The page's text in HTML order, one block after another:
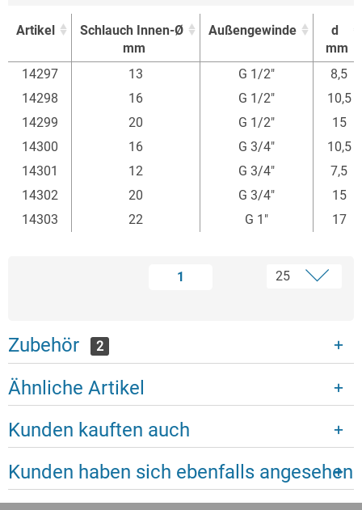
Artikel
Schlauch Innen-Ø
mm
Außengewinde
d
mm
Artikel
Schlauch Innen-Ø
Außengewinde
d
14297 13 G 1/2"
8,5
14298
16 G 1/2"
10,5
14299
20 G 1/2"
15
14300
16 G 3/4"
10,5
14301
12 G 3/4"
7,5
14302
20 G 3/4"
15
14303
22 G 1" 17
1
Zubehör 2
Ähnliche Artikel
Kunden kauften auch
Kunden haben sich ebenfalls angesehen